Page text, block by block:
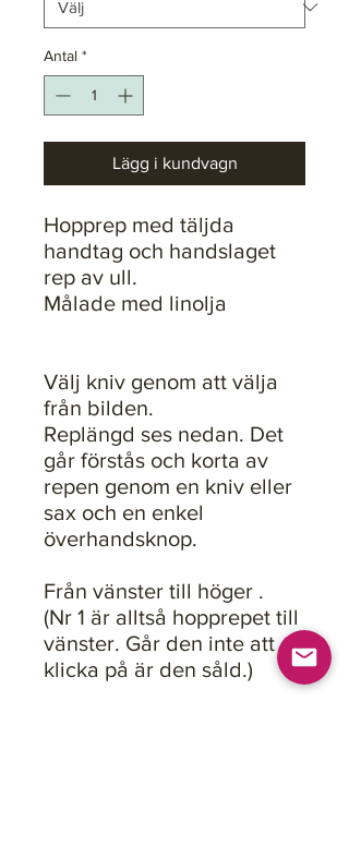
Antal *
Lägg i kundvagn
Hopprep med täljda
handtag och handslaget
rep av ull.
Målade med linolja
Välj kniv genom att välja
från bilden.
Replängd ses nedan. Det
går förstås och korta av
repen genom en kniv eller
sax och en enkel
överhandsknop.
Från vänster till höger .
(Nr 1 är alltså hopprepet till
vänster. Går den inte att
klicka på är den såld.)